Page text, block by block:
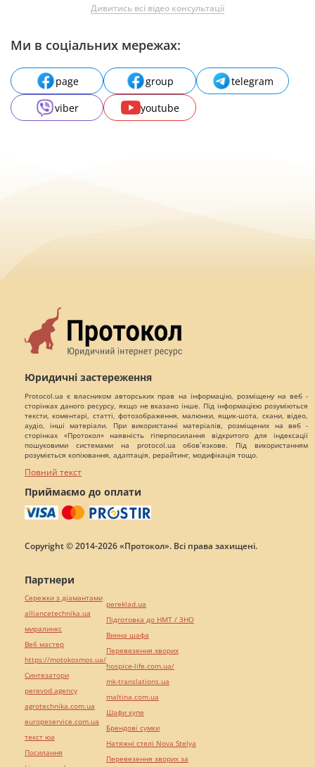
Дивитись всі відео консультації
Ми в соціальних мережах:
page group
telegram
viber
youtube
Юридичні застереження
Protocol.ua є власником авторських прав на інформацію, розміщену на веб -
сторінках даного ресурсу, якщо не вказано інше. Під інформацією розуміються
тексти, коментарі, статті, фотозображення, малюнки, ящик-шота, скани, відео,
аудіо, інші матеріали. При використанні матеріалів, розміщених на веб -
сторінках «Протокол» наявність гіперпосилання відкритого для індексації
пошуковими системами на protocol.ua обов`язкове. Під використанням
розуміється копіювання, адаптація, рерайтинг, модифікація тощо.
Повний текст
Приймаємо до оплати
Copyright © 2014-2026 «Протокол». Всі права захищені.
Партнери
Сережки з діамантами
alliancetechnika.ua
миралинкс
Веб мастер
https://motokosmos.ua/
Синтезатори
perevod.agency
agrotechnika.com.ua
europeservice.com.ua
текст юа
Посилання
pereklad.ua
Підготовка до НМТ / ЗНО
Винна шафа
Перевезення хворих
hospice-life.com.ua/
mk-translations.ua
maltina.com.ua
Шафи купе
Брендові сумки
Натяжні стелі Nova Stelya
Перевезення хворих за